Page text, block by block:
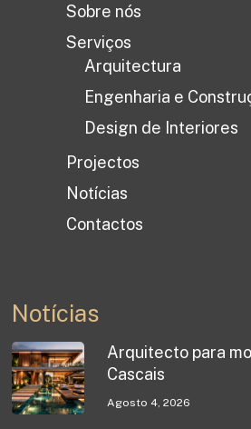
Sobre nós
Serviços
Arquitectura
Engenharia e
Design de Interiores
Projectos
Notícias
Contactos
Notícias
Arquitecto para
Cascais
Agosto 4, 2026